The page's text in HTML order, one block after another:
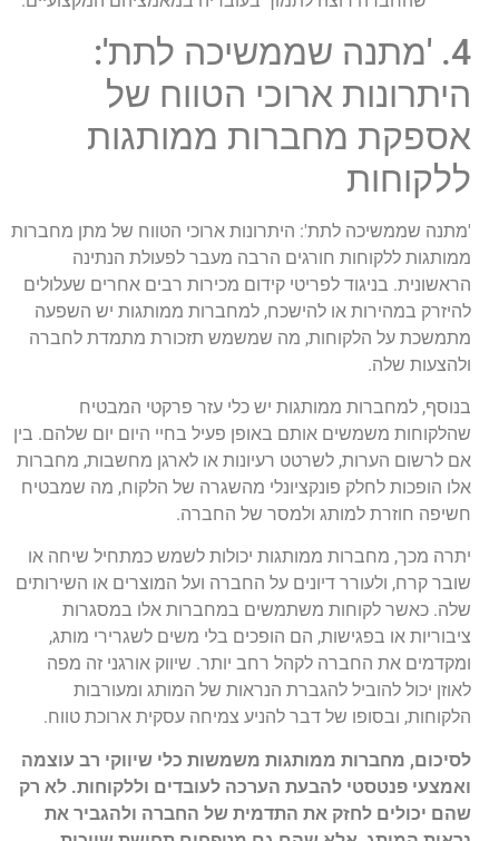
4. 'מתנה שממשיכה לתת':
היתרונות ארוכי הטווח של
אספקת מחברות ממותגות
ללקוחות
'מתנה שממשיכה לתת': היתרונות ארוכי הטווח של מתן מחברות
ממותגות ללקוחות חורגים הרבה מעבר לפעולת הנתינה
הראשונית. בניגוד לפריטי קידום מכירות רבים אחרים שעלולים
להיזרק במהירות או להישכח, למחברות ממותגות יש השפעה
מתמשכת על הלקוחות, מה שמשמש תזכורת מתמדת לחברה
ולהצעות שלה.
בנוסף, למחברות ממותגות יש כלי עזר פרקטי המבטיח
שהלקוחות משמשים אותם באופן פעיל בחיי היום יום שלהם. בין
אם לרשום הערות, לשרטט רעיונות או לארגן מחשבות, מחברות
אלו הופכות לחלק פונקציונלי מהשגרה של הלקוח, מה שמבטיח
חשיפה חוזרת למותג ולמסר של החברה.
יתרה מכך, מחברות ממותגות יכולות לשמש כמתחיל שיחה או
שובר קרח, ולעורר דיונים על החברה ועל המוצרים או השירותים
שלה. כאשר לקוחות משתמשים במחברות אלו במסגרות
ציבוריות או בפגישות, הם הופכים בלי משים לשגרירי מותג,
ומקדמים את החברה לקהל רחב יותר. שיווק אורגני זה מפה
לאוזן יכול להוביל להגברת הנראות של המותג ומעורבות
הלקוחות, ובסופו של דבר להניע צמיחה עסקית ארוכת טווח.
לסיכום, מחברות ממותגות משמשות כלי שיווקי רב עוצמה
ואמצעי פנטסטי להבעת הערכה לעובדים וללקוחות. לא רק
שהם יכולים לחזק את התדמית של החברה ולהגביר את